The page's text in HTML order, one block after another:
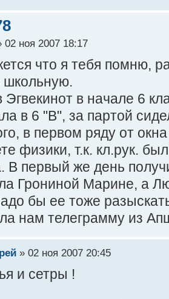
ноя 2007 18:17
что я тебя помню,
в начале 6
в 6 "В", за партой
в первом ряду от
физики, т.к. кл.рук.
В первый же день
Грониной Марине, а
бы ее тоже
нам телеграмму из
» 02 ноя 2007 20:45
и сетры !